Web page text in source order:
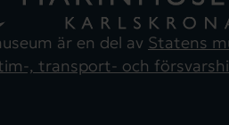
är en del av Statens
, transport- och